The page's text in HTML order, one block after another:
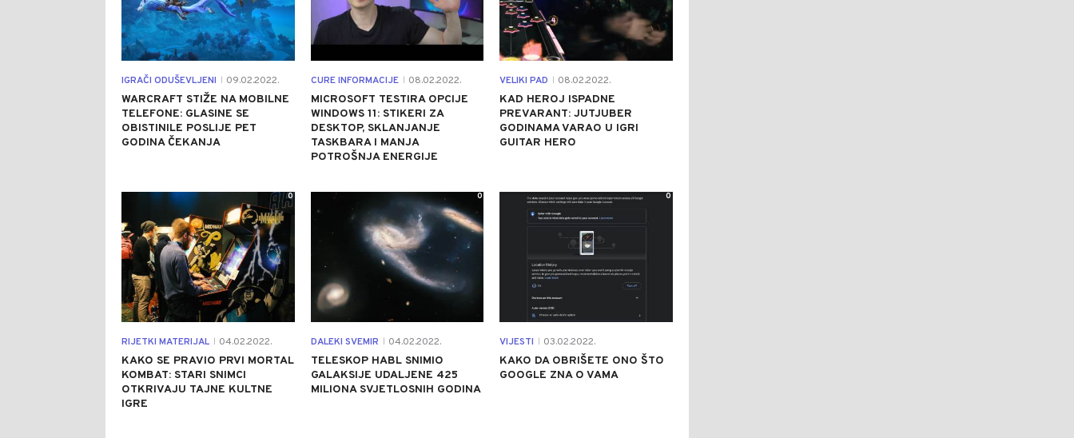
IGRAČI ODUŠEVLJENI 09.02.2022.
WARCRAFT STIŽE NA MOBILNE
TELEFONE: GLASINE SE
OBISTINILE POSLIJE PET
GODINA ČEKANJA
CURE INFORMACIJE 08.02.2022.
MICROSOFT TESTIRA OPCIJE
WINDOWS 11: STIKERI ZA
DESKTOP, SKLANJANJE
TASKBARA I MANJA
POTROŠNJA ENERGIJE
VELIKI PAD 08.02.2022.
KAD HEROJ ISPADNE
PREVARANT: JUTJUBER
GODINAMA VARAO U IGRI
GUITAR HERO
RIJETKI MATERIJAL 04.02.2022.
KAKO SE PRAVIO PRVI MORTAL
KOMBAT: STARI SNIMCI
OTKRIVAJU TAJNE KULTNE
IGRE
0
DALEKI SVEMIR 04.02.2022.
TELESKOP HABL SNIMIO
GALAKSIJE UDALJENE 425
MILIONA SVJETLOSNIH GODINA
0
VIJESTI 03.02.2022.
KAKO DA OBRIŠETE ONO ŠTO
GOOGLE ZNA O VAMA
0